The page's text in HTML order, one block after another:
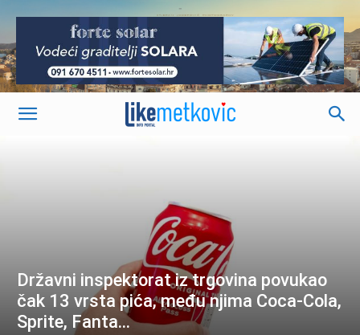
-
Državni inspektorat iz trgovina povukao
čak 13 vrsta pića, među njima Coca-Cola,
Sprite, Fanta…